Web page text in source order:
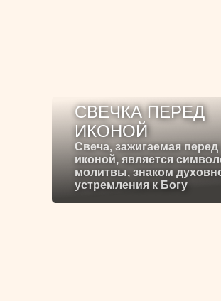
СВЕЧКА ПЕРЕД
ИКОНОЙ
Свеча, зажигаемая перед
иконой, является
молитвы, знаком
устремления к Богу